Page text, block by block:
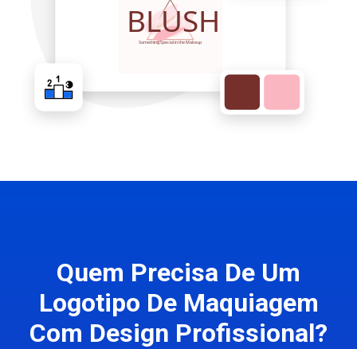
Quem Precisa De Um
Logotipo De Maquiagem
Com Design Profissional?